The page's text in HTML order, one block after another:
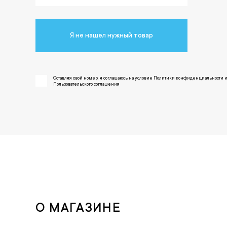
Я не нашел нужный товар
Оставляя свой номер, я соглашаюсь на условие Политики конфиденциальности и
Пользовательского соглашения
О МАГАЗИНЕ